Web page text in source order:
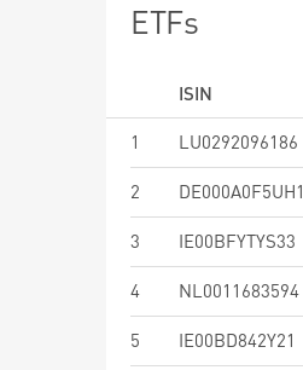
ETFs
ISIN
1
LU0292096186
2 DE000A0F5UH1
3 IE00BFYTYS33
4 NL0011683594
5 IE00BD842Y21